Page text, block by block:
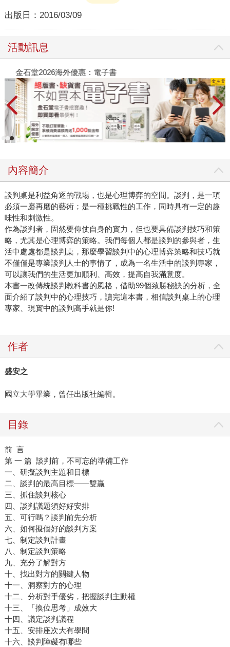
出版日： 2016/03/09
活動訊息
金石堂2026海外優惠：電子書
內容簡介
談判桌是利益角逐的戰場，也是心理博弈的空間。談判，是一項
必須一磨再磨的藝術；是一種挑戰性的工作，同時具有一定的趣
味性和刺激性。
作為談判者，固然要仰仗自身的實力，但也要具備談判技巧和策
略，尤其是心理博弈的策略。我們每個人都是談判的參與者，生
活中處處都是談判桌，那麼學習談判中的心理博弈策略和技巧就
不僅僅是專業談判人士的事情了，成為一名生活中的談判專家，
可以讓我們的生活更加順利、高效，提高自我滿意度。
本書一改傳統談判教科書的風格，借助99個致勝秘訣的分析，全
面介紹了談判中的心理技巧，讀完這本書，相信談判桌上的心理
專家、現實中的談判高手就是你!
作者
盛安之
國立大學畢業，曾任出版社編輯。
目錄
前 言
第 一 篇 談判前，不可忘的準備工作
一、研擬談判主題和目標
二、談判的最高目標——雙贏
三、抓住談判核心
四、談判議題須好好安排
五、可行嗎？談判前先分析
六、如何擬個好的談判方案
七、制定談判計畫
八、制定談判策略
九、充分了解對方
十、找出對方的關鍵人物
十一、洞察對方的心理
十二、分析對手優劣，把握談判主動權
十三、「換位思考」成效大
十四、議定談判議程
十五、安排座次大有學問
十六、談判障礙有哪些